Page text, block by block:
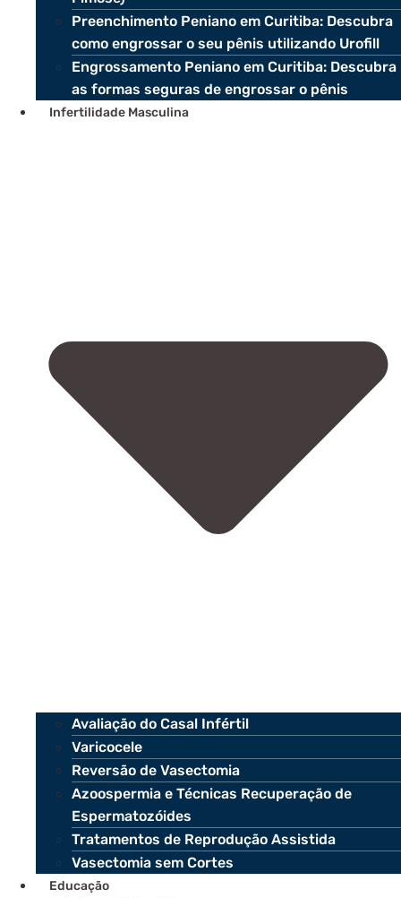
Preenchimento Peniano em Curitiba: Descubra
como engrossar o seu pênis utilizando Urofill
Engrossamento Peniano em Curitiba: Descubra
as formas seguras de engrossar o pênis
Infertilidade Masculina
Avaliação do Casal Infértil
Varicocele
Reversão de Vasectomia
Azoospermia e Técnicas Recuperação de
Espermatozóides
Tratamentos de Reprodução Assistida
Vasectomia sem Cortes
Educação